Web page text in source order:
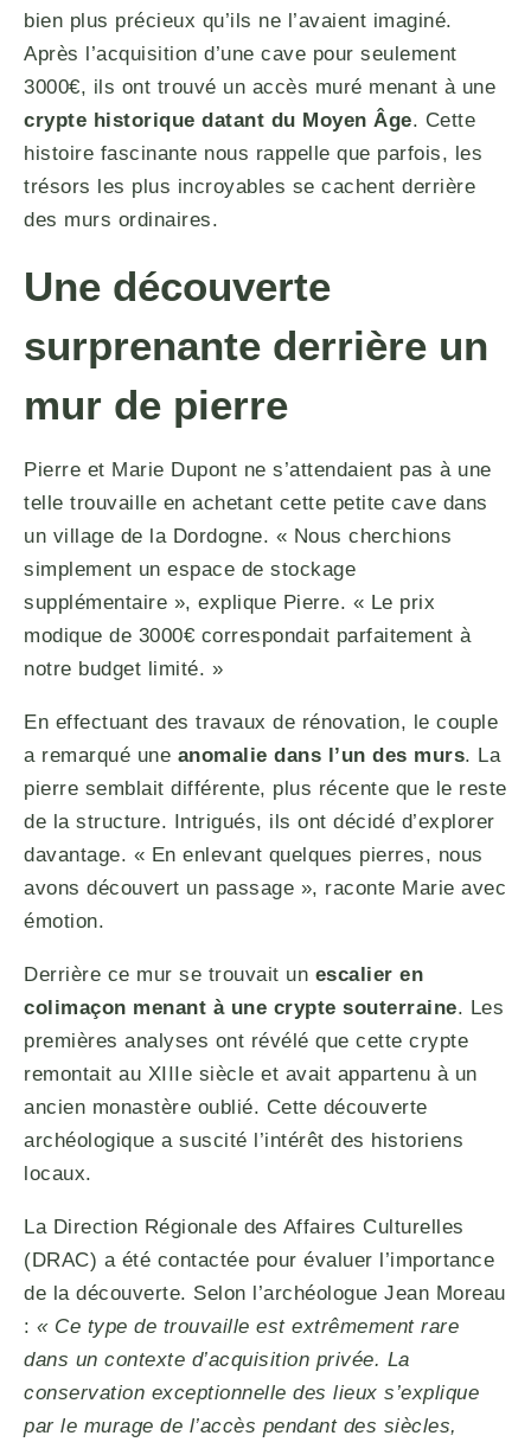
bien plus précieux qu’ils ne l’avaient imaginé.
Après l’acquisition d’une cave pour seulement
3000€, ils ont trouvé un accès muré menant à une
crypte historique datant du Moyen Âge. Cette
histoire fascinante nous rappelle que parfois, les
trésors les plus incroyables se cachent derrière
des murs ordinaires.
Une découverte
surprenante derrière un
mur de pierre
Pierre et Marie Dupont ne s’attendaient pas à une
telle trouvaille en achetant cette petite cave dans
un village de la Dordogne. « Nous cherchions
simplement un espace de stockage
supplémentaire », explique Pierre. « Le prix
modique de 3000€ correspondait parfaitement à
notre budget limité. »
En effectuant des travaux de rénovation, le couple
a remarqué une anomalie dans l’un des murs. La
pierre semblait différente, plus récente que le reste
de la structure. Intrigués, ils ont décidé d’explorer
davantage. « En enlevant quelques pierres, nous
avons découvert un passage », raconte Marie avec
émotion.
Derrière ce mur se trouvait un escalier en
colimaçon menant à une crypte souterraine. Les
premières analyses ont révélé que cette crypte
remontait au XIIIe siècle et avait appartenu à un
ancien monastère oublié. Cette découverte
archéologique a suscité l’intérêt des historiens
locaux.
La Direction Régionale des Affaires Culturelles
(DRAC) a été contactée pour évaluer l’importance
de la découverte. Selon l’archéologue Jean Moreau
: « Ce type de trouvaille est extrêmement rare
dans un contexte d’acquisition privée. La
conservation exceptionnelle des lieux s’explique
par le murage de l’accès pendant des siècles,